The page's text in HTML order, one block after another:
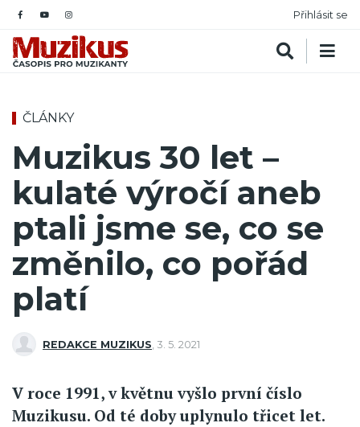
Přihlásit se
ČLÁNKY
Muzikus 30 let –
kulaté výročí aneb
ptali jsme se, co se
změnilo, co pořád
platí
REDAKCE MUZIKUS 3. 5. 2021
V roce 1991, v květnu vyšlo první číslo
Muzikusu. Od té doby uplynulo třicet let.